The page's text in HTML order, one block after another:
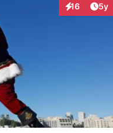
16 5y